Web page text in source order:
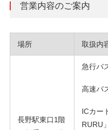
営業内容のご案内
場所 取扱内
長野駅東口1階
急行バ
高速バ
ICカー
RURU」